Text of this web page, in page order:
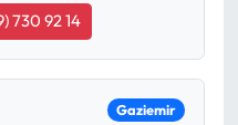
730 92 14
Gaziemir